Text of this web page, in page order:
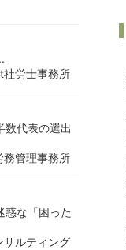
社労士事務所
数代表の選出
務管理事務所
惑な「困った
サルティング